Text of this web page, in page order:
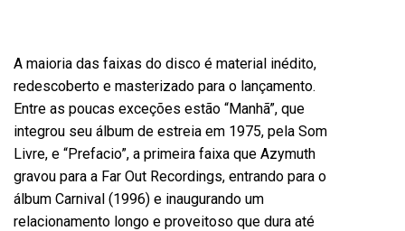
A maioria das faixas do disco é material inédito,
redescoberto e masterizado para o lançamento.
Entre as poucas exceções estão “Manhã”, que
integrou seu álbum de estreia em 1975, pela Som
Livre, e “Prefacio”, a primeira faixa que Azymuth
gravou para a Far Out Recordings, entrando para o
álbum Carnival (1996) e inaugurando um
relacionamento longo e proveitoso que dura até